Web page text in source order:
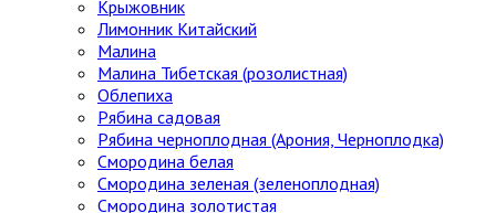
Крыжовник
Лимонник Китайский
Малина
Малина Тибетская (розолистная)
Облепиха
Рябина садовая
Рябина черноплодная (Арония, Черноплодка)
Смородина белая
Смородина зеленая (зеленоплодная)
Смородина золотистая